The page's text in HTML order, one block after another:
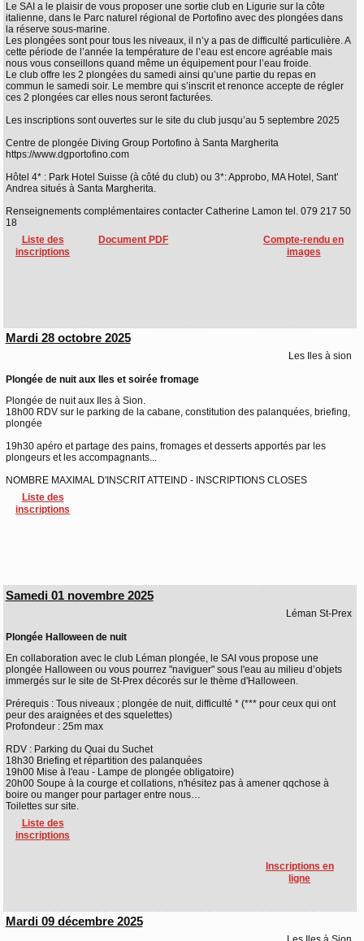
Le SAI a le plaisir de vous proposer une sortie club en Ligurie sur la côte
italienne, dans le Parc naturel régional de Portofino avec des plongées dans
la réserve sous-marine.
Les plongées sont pour tous les niveaux, il n’y a pas de difficulté particulière. A
cette période de l’année la température de l’eau est encore agréable mais
nous vous conseillons quand même un équipement pour l’eau froide.
Le club offre les 2 plongées du samedi ainsi qu’une partie du repas en
commun le samedi soir. Le membre qui s’inscrit et renonce accepte de régler
ces 2 plongées car elles nous seront facturées.
Les inscriptions sont ouvertes sur le site du club jusqu’au 5 septembre 2025
Centre de plongée Diving Group Portofino à Santa Margherita
https://www.dgportofino.com
Hôtel 4* : Park Hotel Suisse (à côté du club) ou 3*: Approbo, MA Hotel, Sant’
Andrea situés à Santa Margherita.
Renseignements complémentaires contacter Catherine Lamon tel. 079 217 50
18
Liste des
inscriptions
Document PDF
Compte-rendu en
images
Mardi 28 octobre 2025
Les Iles à sion
Plongée de nuit aux Iles et soirée fromage
Plongée de nuit aux Iles à Sion.
18h00 RDV sur le parking de la cabane, constitution des palanquées, briefing,
plongée
19h30 apéro et partage des pains, fromages et desserts apportés par les
plongeurs et les accompagnants...
NOMBRE MAXIMAL D'INSCRIT ATTEIND - INSCRIPTIONS CLOSES
Liste des
inscriptions
Samedi 01 novembre 2025
Léman St-Prex
Plongée Halloween de nuit
En collaboration avec le club Léman plongée, le SAI vous propose une
plongée Halloween ou vous pourrez "naviguer" sous l'eau au milieu d’objets
immergés sur le site de St-Prex décorés sur le thème d'Halloween.
Prérequis : Tous niveaux ; plongée de nuit, difficulté * (*** pour ceux qui ont
peur des araignées et des squelettes)
Profondeur : 25m max
RDV : Parking du Quai du Suchet
18h30 Briefing et répartition des palanquées
19h00 Mise à l'eau - Lampe de plongée obligatoire)
20h00 Soupe à la courge et collations, n'hésitez pas à amener qqchose à
boire ou manger pour partager entre nous…
Toilettes sur site.
Liste des
inscriptions
Inscriptions en
ligne
Mardi 09 décembre 2025